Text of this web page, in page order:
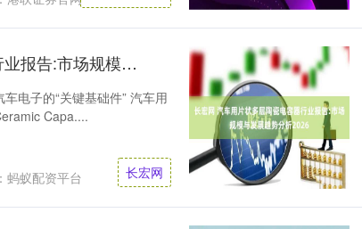
长宏网 汽车用片状多层陶瓷电容器行业报告:市场规模与发展趋势分析2026
电子的“关键基础件” 汽车用
Capa....
蚂蚁配资平台 长宏网